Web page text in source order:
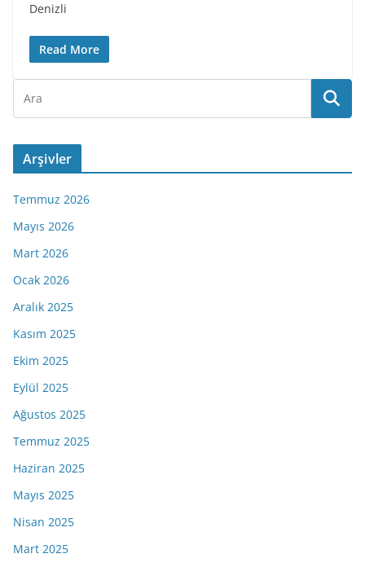
Denizli
Read More
Arşivler
Temmuz 2026
Mayıs 2026
Mart 2026
Ocak 2026
Aralık 2025
Kasım 2025
Ekim 2025
Eylül 2025
Ağustos 2025
Temmuz 2025
Haziran 2025
Mayıs 2025
Nisan 2025
Mart 2025